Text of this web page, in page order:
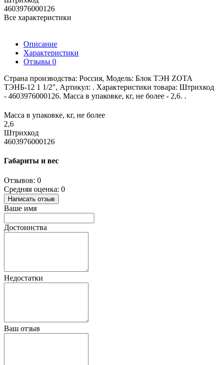
4603976000126
Все характеристики
Описание
Характеристики
Отзывы 0
Страна производства: Россия, Модель: Блок ТЭН ZOTA
ТЭНБ-12 1 1/2", Артикул: . Характеристики товара: Штрихкод
- 4603976000126. Масса в упаковке, кг, не более - 2,6. .
Масса в упаковке, кг, не более
2,6
Штрихкод
4603976000126
Габариты и вес
Отзывов: 0
Средняя оценка: 0
Написать отзыв
Ваше имя
Достоинства
Недостатки
Ваш отзыв